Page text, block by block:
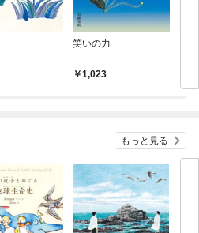
笑いの力
1,023
もっと見る